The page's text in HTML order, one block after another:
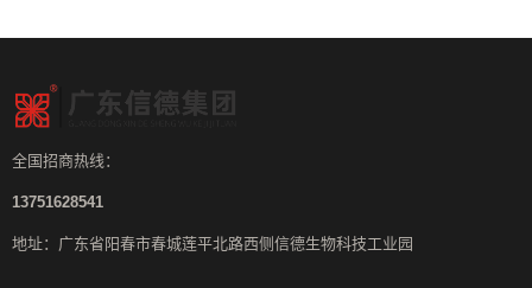
全国招商热线：
13751628541
地址：广东省阳春市春城莲平北路西侧信德生物科技工业园